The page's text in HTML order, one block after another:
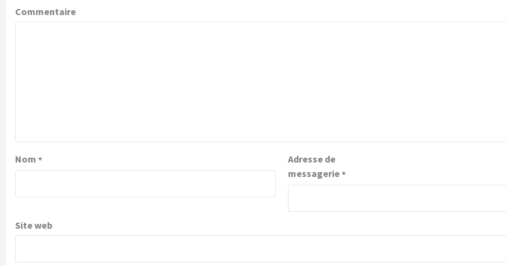
Commentaire
Nom *
Adresse de
messagerie*
Site web